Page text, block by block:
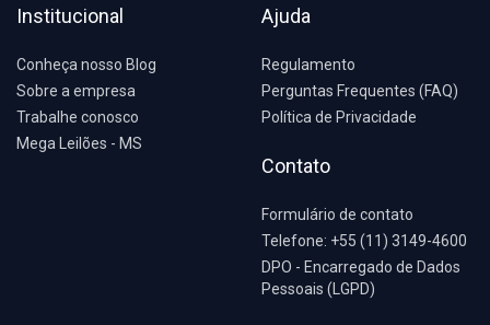
Institucional
Conheça nosso Blog
Sobre a empresa
Trabalhe conosco
Mega Leilões - MS
Ajuda
Regulamento
Perguntas Frequentes (FAQ)
Política de Privacidade
Contato
Formulário de contato
Telefone: +55 (11) 3149-4600
DPO - Encarregado de Dados
Pessoais (LGPD)